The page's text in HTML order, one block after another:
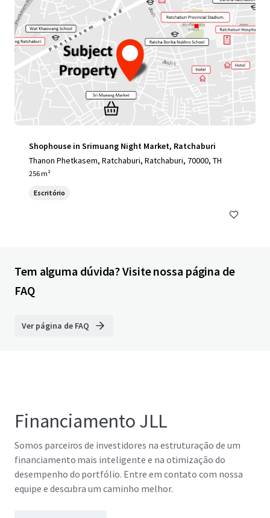
Shophouse in Srimuang Night Market, Ratchaburi
Thanon Phetkasem, Ratchaburi, Ratchaburi, 70000, TH
256 m²
Escritório
Tem alguma dúvida? Visite nossa página de
FAQ
Ver página de FAQ
Financiamento JLL
Somos parceiros de investidores na estruturação de um
financiamento mais inteligente e na otimização do
desempenho do portfólio. Entre em contato com nossa
equipe e descubra um caminho melhor.